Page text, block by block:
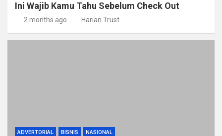
Ini Wajib Kamu Tahu Sebelum Check Out
2 months ago Harian Trust
ADVERTORIAL BISNIS NASIONAL